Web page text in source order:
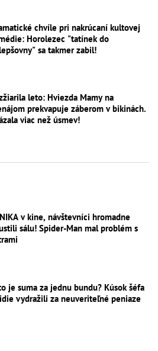
chvíle pri nakrúcaní kultovej
Horolezec "tatínek do
sa takmer zabil!
leto: Hviezda Mamy na
prekvapuje záberom v bikinách.
viac než úsmev!
v kine, návštevníci hromadne
sálu! Spider-Man mal problém s
je suma za jednu bundu? Kúsok šéfa
vydražili za neuveriteľné peniaze